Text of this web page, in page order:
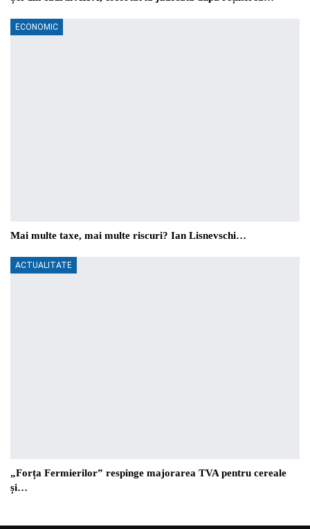
ECONOMIC
Mai multe taxe, mai multe riscuri? Ian Lisnevschi…
ACTUALITATE
„Forța Fermierilor” respinge majorarea TVA pentru cereale
și…